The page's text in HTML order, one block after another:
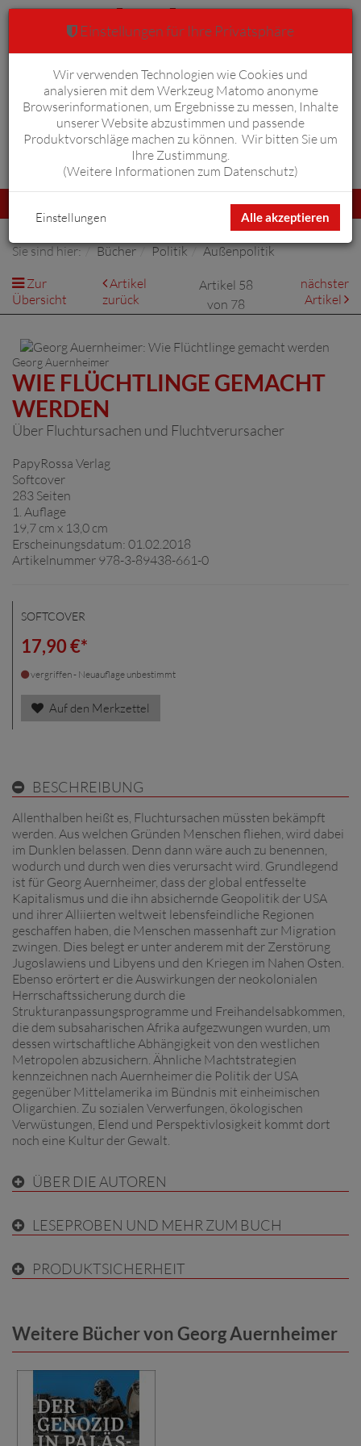
Anmelden Warenkorb 0
umschalten
Sie sind hier: Bücher Politik
Außenpolitik
Zur
Übersicht
Artikel
zurück
Artikel 58
von 78
nächster
Artikel
Georg Auernheimer
WIE FLÜCHTLINGE GEMACHT
WERDEN
Über Fluchtursachen und Fluchtverursacher
PapyRossa Verlag
Softcover
283 Seiten
1. Auflage
19,7 cm x 13,0 cm
Erscheinungsdatum: 01.02.2018
Artikelnummer 978-3-89438-661-0
SOFTCOVER
17,90 €*
vergriffen - Neuauflage unbestimmt
Auf den Merkzettel
BESCHREIBUNG
Allenthalben heißt es, Fluchtursachen müssten bekämpft
werden. Aus welchen Gründen Menschen fliehen, wird dabei
im Dunklen belassen. Denn dann wäre auch zu benennen,
wodurch und durch wen dies verursacht wird. Grundlegend
ist für Georg Auernheimer, dass der global entfesselte
Kapitalismus und die ihn absichernde Geopolitik der USA
und ihrer Alliierten weltweit lebensfeindliche Regionen
geschaffen haben, die Menschen massenhaft zur Migration
zwingen. Dies belegt er unter anderem mit der Zerstörung
Jugoslawiens und Libyens und den Kriegen im Nahen Osten.
Ebenso erörtert er die Auswirkungen der neokolonialen
Herrschaftssicherung durch die
Strukturanpassungsprogramme und Freihandelsabkommen,
die dem subsaharischen Afrika aufgezwungen wurden, um
dessen wirtschaftliche Abhängigkeit von den westlichen
Metropolen abzusichern. Ähnliche Machtstrategien
kennzeichnen nach Auernheimer die Politik der USA
gegenüber Mittelamerika im Bündnis mit einheimischen
Oligarchien. Zu sozialen Verwerfungen, ökologischen
Verwüstungen, Elend und Perspektivlosigkeit kommt dort
noch eine Kultur der Gewalt.
ÜBER DIE AUTOREN
LESEPROBEN UND MEHR ZUM BUCH
PRODUKTSICHERHEIT
Weitere Bücher von Georg Auernheimer
Einstellungen für Ihre Privatsphäre
Wir verwenden Technologien wie Cookies und
analysieren mit dem Werkzeug Matomo anonyme
Browserinformationen, um Ergebnisse zu messen, Inhalte
unserer Website abzustimmen und passende
Produktvorschläge machen zu können. Wir bitten Sie um
Ihre Zustimmung.
(Weitere Informationen zum Datenschutz)
Alle akzeptieren
Einstellungen